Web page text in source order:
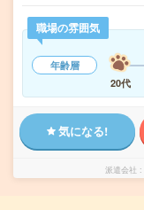
職場の雰囲気
年齢層
20代
気になる!
派遣会社